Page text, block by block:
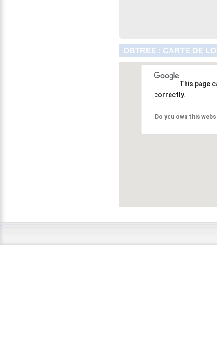
OBTREE : CARTE DE
This page
correctly.
Do you own this